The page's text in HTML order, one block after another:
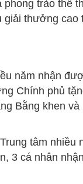
trào thể
thưởng cao
năm nhận
Chính phủ
Bằng khen
tâm nhiều
3 cá nhân